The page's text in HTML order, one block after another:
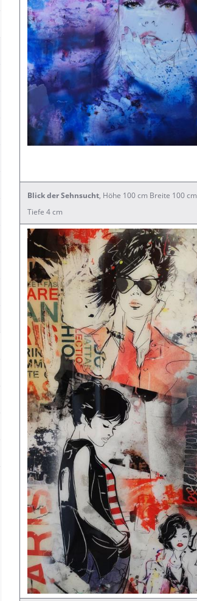
Blick der Sehnsucht, Höhe 100 cm Breite 100 cm
Tiefe 4 cm